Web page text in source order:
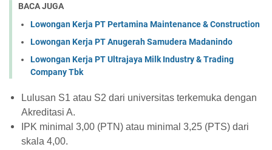
BACA JUGA
Lowongan Kerja PT Pertamina Maintenance & Construction
Lowongan Kerja PT Anugerah Samudera Madanindo
Lowongan Kerja PT Ultrajaya Milk Industry & Trading
Company Tbk
Lulusan S1 atau S2 dari universitas terkemuka dengan
Akreditasi A.
IPK minimal 3,00 (PTN) atau minimal 3,25 (PTS) dari
skala 4,00.